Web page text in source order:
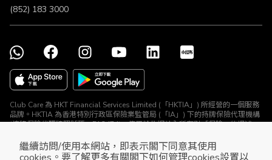
繼續訪問/使用本網站，即表示閣下同意其使用
(852) 183 3000
Club Care 為 HKT Financial Services Limited (「HKTIA」) 所經營的一個服務
品牌。HKTIA 為香港特別行政區保險業監管局 (「IA」) 下的持牌保險代理機構
(持牌保險代理牌照號碼：FA2474)。使用於此網站內所有對「保險」的提述、
(「The Club」) 、The Club Travel Services Limited (「Club Travel」) 及香港
電訊集團所有其他公司 (HKTIA除外) 並沒有就相關保險產品或推廣安排任何保